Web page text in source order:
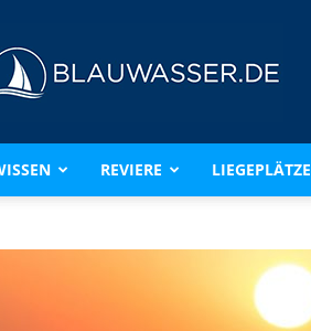
BLAUWASSER.DE
REVIERE LIEGEPLÄTZE